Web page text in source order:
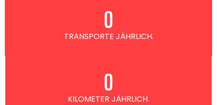
TRANSPORTE JÄHRLICH.
0
KILOMETER JÄHRLICH.
0